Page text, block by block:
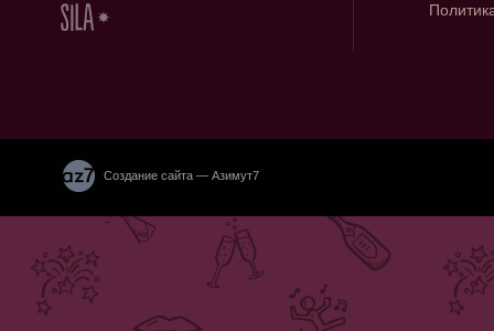
Создание сайта — Азимут7